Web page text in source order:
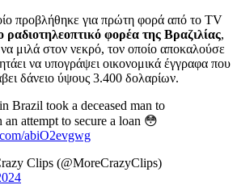
προβλήθηκε για πρώτη φορά από το TV
ραδιοτηλεοπτικό φορέα της Βραζιλίας,
μιλά στον νεκρό, τον οποίο αποκαλούσε
να υπογράψει οικονομικά έγγραφα που
δάνειο ύψους 3.400 δολαρίων.
Brazil took a deceased man to
an attempt to secure a loan 😳
abiO2evgwg
Clips (@MoreCrazyClips)